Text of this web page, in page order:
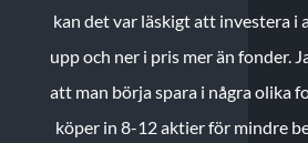
kan det var läskigt att investera i
upp och ner i pris mer än fonder.
att man börja spara i några olika
köper in 8-12 aktier för mindre